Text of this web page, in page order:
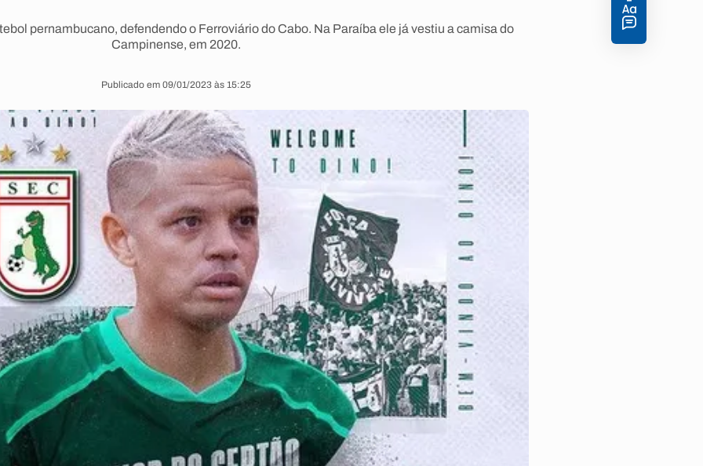
pernambucano, defendendo o Ferroviário do Cabo. Na Paraíba ele já vestiu a camisa do
Campinense, em 2020.
Publicado em 09/01/2023 às 15:25